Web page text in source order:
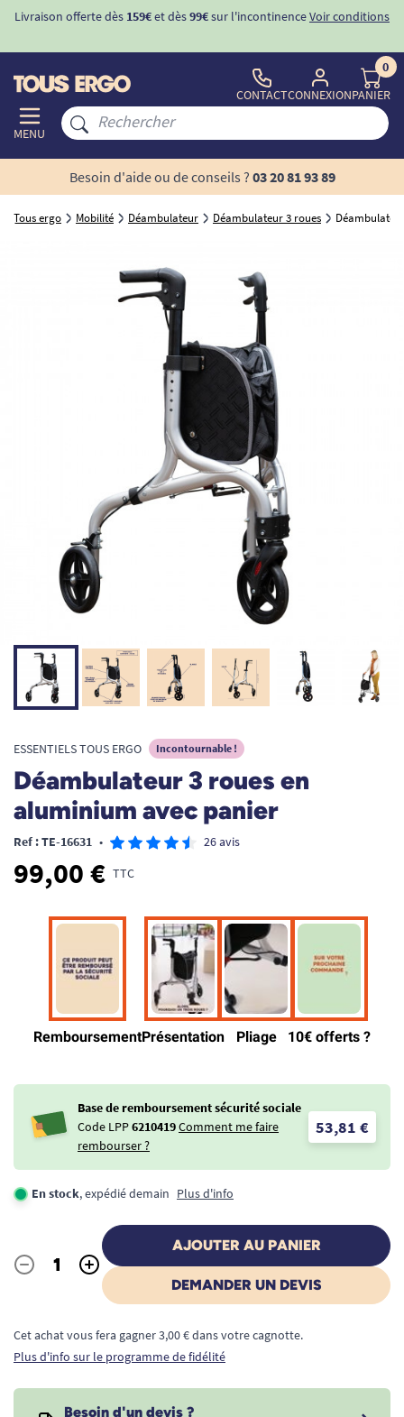
Livraison offerte dès 159€et dès99€sur l'incontinenceVoir conditions
MENU
CONTACTCONNEXION
0
PANIER
Besoin d'aide ou de conseils ? 03 20 81 93 89
Tous ergo Mobilité Déambulateur Déambulateur 3 roues
ESSENTIELS TOUS ERGO Incontournable !
Déambulateur 3 roues en
aluminium avec panier
Ref : TE-16631 • 26 avis
99,00 € TTC
Base de remboursement sécurité sociale
Code LPP6210419Comment me faire
rembourser ?
53,81 €
En stock, expédié demain Plus d'info
Quantité
- +
AJOUTER AU PANIER
DEMANDER UN DEVIS
Cet achat vous fera gagner 3,00 € dans votre cagnotte.
Plus d'info sur le programme de fidélité
Besoin d'un devis ?